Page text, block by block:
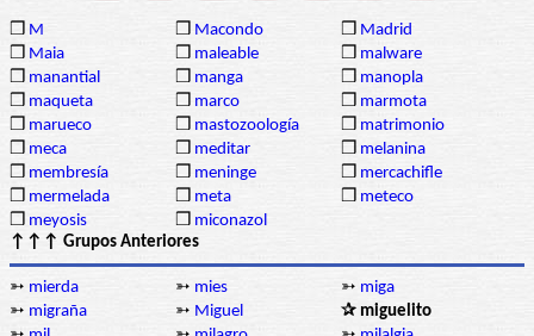
❒ M ❒ Macondo ❒ Madrid
❒ Maia ❒ maleable ❒ malware
❒ manantial ❒ manga ❒ manopla
❒ maqueta ❒ marco ❒ marmota
❒ marueco ❒ mastozoología ❒ matrimonio
❒ meca ❒ meditar ❒ melanina
❒ membresía ❒ meninge ❒ mercachifle
❒ mermelada ❒ meta ❒ meteco
❒ meyosis ❒ miconazol
↑↑↑ Grupos Anteriores
➳ mierda ➳ mies ➳ miga
➳ migraña ➳ Miguel
✰ miguelito